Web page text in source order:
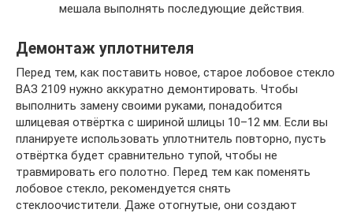
мешала выполнять последующие действия.
Демонтаж уплотнителя
Перед тем, как поставить новое, старое лобовое стекло
ВАЗ 2109 нужно аккуратно демонтировать. Чтобы
выполнить замену своими руками, понадобится
шлицевая отвёртка с шириной шлицы 10–12 мм. Если вы
планируете использовать уплотнитель повторно, пусть
отвёртка будет сравнительно тупой, чтобы не
травмировать его полотно. Перед тем как поменять
лобовое стекло, рекомендуется снять
стеклоочистители. Даже отогнутые, они создают